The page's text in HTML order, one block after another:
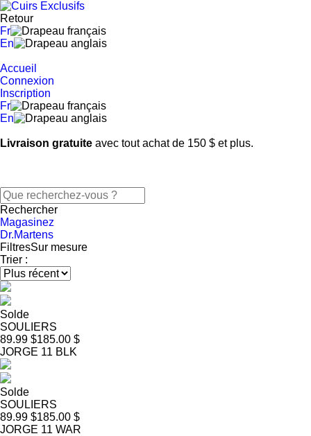
Retour
Fr
En
Accueil
Connexion
Inscription
Fr
En
Livraison gratuite avec tout achat de 150 $ et plus.
Rechercher
Magasinez
Dr.Martens
FiltresSur mesure
Trier :
Solde
SOULIERS
89.99 $185.00 $
JORGE 11 BLK
Solde
SOULIERS
89.99 $185.00 $
JORGE 11 WAR